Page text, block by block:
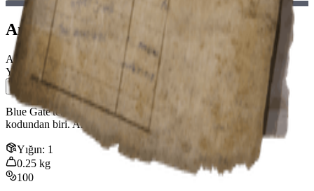
Antik Kale Güvenlik Kodu
Anahtar
Yaygın
Blue Gate'teki Kilitli Kapıyı açmak için gereken dört güvenlik
kodundan biri. Ancient Fort'ta bulunur.
Yığın: 1
0.25 kg
100